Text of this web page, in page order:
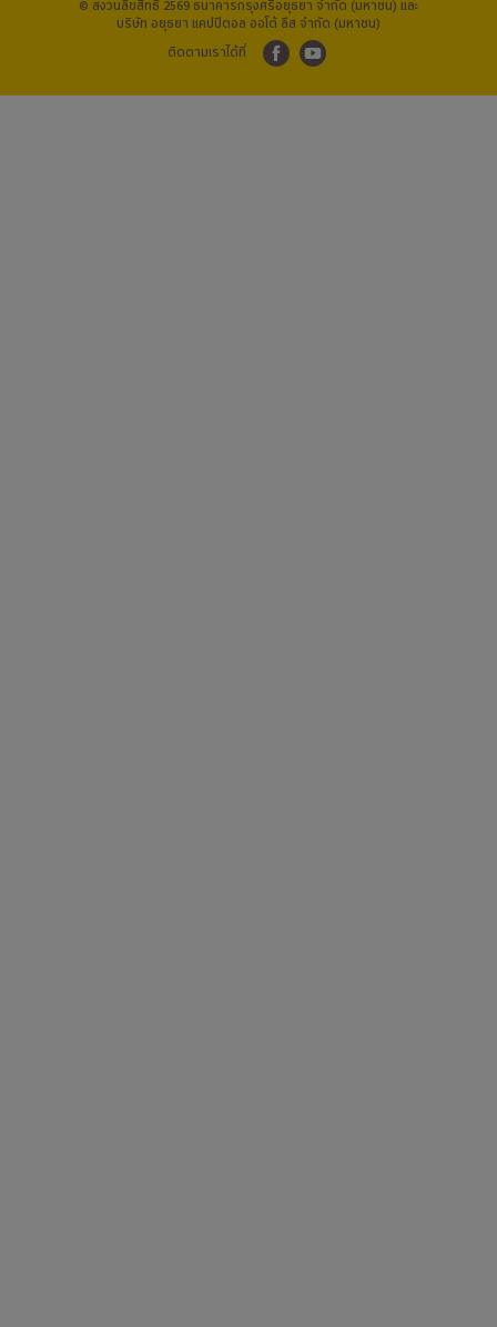
© สงวนลิขสิทธิ์ 2569 ธนาคารกรุงศรีอยุธยา จำกัด (มหาชน) และ
บริษัท อยุธยา แคปปิตอล ออโต้ ลีส จำกัด (มหาชน)
ติดตามเราได้ที่